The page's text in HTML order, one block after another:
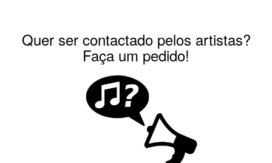
Quer ser contactado pelos artistas?
Faça um pedido!